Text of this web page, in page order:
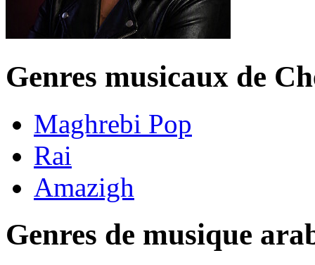
Genres musicaux de
Maghrebi Pop
Rai
Amazigh
Genres de musique